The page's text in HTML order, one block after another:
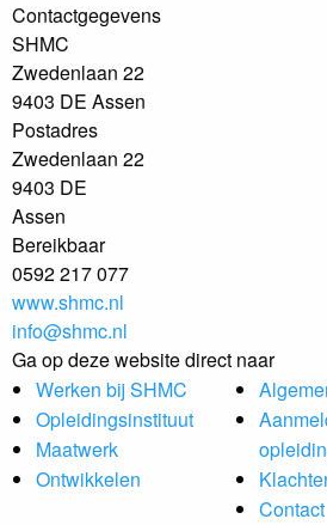
Contactgegevens
SHMC
Zwedenlaan 22
9403 DE Assen
Postadres
Zwedenlaan 22
9403 DE
Assen
Bereikbaar
0592 217 077
www.shmc.nl
info@shmc.nl
Ga op deze website direct naar
Werken bij SHMC
Opleidingsinstituut
Maatwerk
Ontwikkelen
Contact